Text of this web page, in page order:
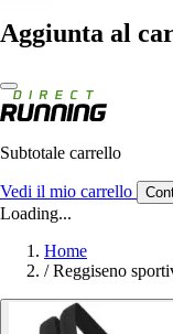
Aggiunta al
Subtotale carrello
Vedi il mio carrello
Loading...
Home
/ Reggiseno